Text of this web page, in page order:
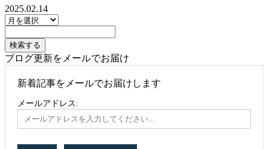
2025.02.14
ブログ更新をメールでお届け
新着記事をメールでお届けします
メールアドレス: